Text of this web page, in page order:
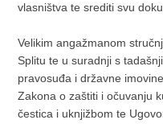
vlasništva te srediti svu
Velikim angažmanom
Splitu te u suradnji s
pravosuđa i državne
Zakona o zaštiti i očuvanju
čestica i uknjižbom te